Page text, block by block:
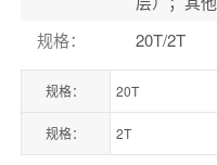
规格： 20T/2T
规格： 20T
规格： 2T